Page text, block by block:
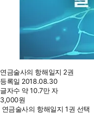
연금술사의 항해일지 2권
등록일 2018.08.30
글자수 약 10.7만 자
3,000원
연금술사의 항해일지 1권 선택